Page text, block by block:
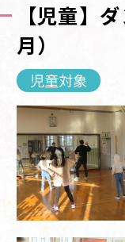
【児童】
月）
児童対象